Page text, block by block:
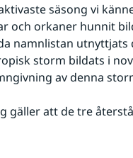
säsong vi
och orkaner hunnit
namnlistan utnyttjats
storm bildats i
av denna
gäller att de tre